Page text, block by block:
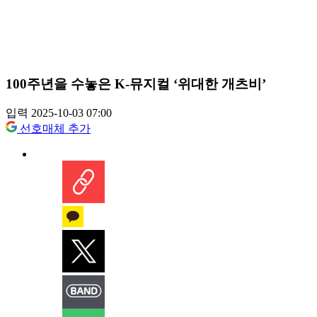
100주년을 수놓은 K-뮤지컬 ‘위대한 개츠비’
입력 2025-10-03 07:00
선호매체 추가